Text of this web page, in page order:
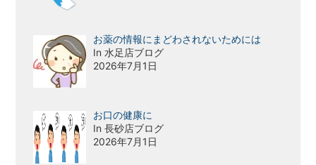
お薬の情報にまどわされないためには
In 水足店ブログ
2026年7月1日
お口の健康に
In 長砂店ブログ
2026年7月1日